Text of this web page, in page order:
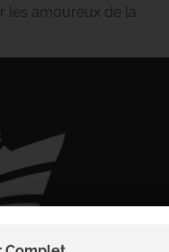
les amoureux de la